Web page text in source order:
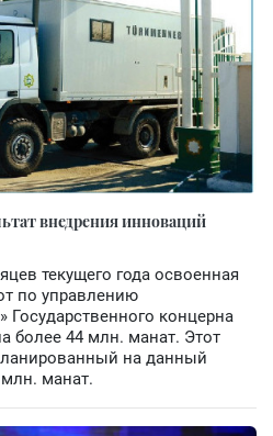
внедрения инноваций
текущего года освоенная
по управлению
Государственного концерна
более 44 млн. манат. Этот
на данный
млн. манат.